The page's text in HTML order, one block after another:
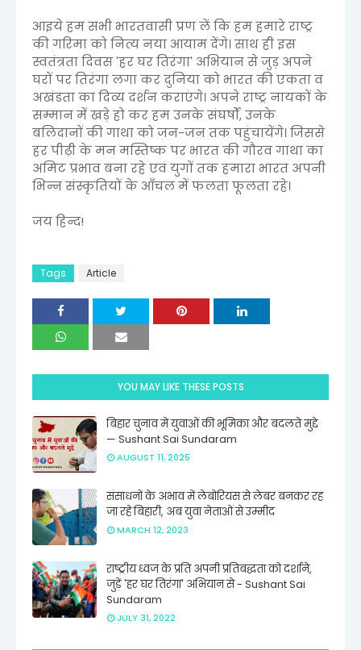
आइये हम सभी भारतवासी प्रण लें कि हम हमारे राष्ट्र
की गरिमा को नित्य नया आयाम देंगे। साथ ही इस
स्वतंत्रता दिवस 'हर घर तिरंगा' अभियान से जुड़ अपने
घरों पर तिरंगा लगा कर दुनिया को भारत की एकता व
अखंडता का दिव्य दर्शन कराएंगे। अपने राष्ट्र नायकों के
सम्मान में खड़े हो कर हम उनके संघर्षों, उनके
बलिदानों की गाथा को जन-जन तक पहुंचायेंगे। जिससे
हर पीढ़ी के मन मस्तिष्क पर भारत की गौरव गाथा का
अमिट प्रभाव बना रहे एवं युगों तक हमारा भारत अपनी
भिन्न संस्कृतियों के आँचल में फलता फूलता रहे।
जय हिन्द!
Tags Article
YOU MAY LIKE THESE POSTS
बिहार चुनाव में युवाओं की भूमिका और बदलते मुद्दे
— Sushant Sai Sundaram
AUGUST 11, 2025
संसाधनों के अभाव में लेबोरियस से लेबर बनकर रह
जा रहे बिहारी, अब युवा नेताओं से उम्मीद
MARCH 12, 2023
राष्ट्रीय ध्वज के प्रति अपनी प्रतिबद्धता को दर्शाने,
जुड़ें 'हर घर तिरंगा' अभियान से - Sushant Sai
Sundaram
JULY 31, 2022